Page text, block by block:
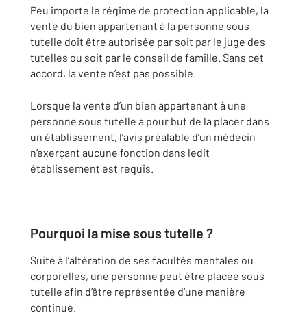
Peu importe le régime de protection applicable, la
vente du bien appartenant à la personne sous
tutelle doit être autorisée par soit par le juge des
tutelles ou soit par le conseil de famille. Sans cet
accord, la vente n’est pas possible.
Lorsque la vente d’un bien appartenant à une
personne sous tutelle a pour but de la placer dans
un établissement, l’avis préalable d’un médecin
n’exerçant aucune fonction dans ledit
établissement est requis.
Pourquoi la mise sous tutelle ?
Suite à l’altération de ses facultés mentales ou
corporelles, une personne peut être placée sous
tutelle afin d’être représentée d’une manière
continue.